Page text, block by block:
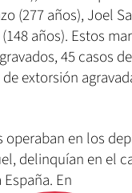
(277 años), Joel
años). Estos
45 casos
extorsión
operaban en los
delinquían en el
En